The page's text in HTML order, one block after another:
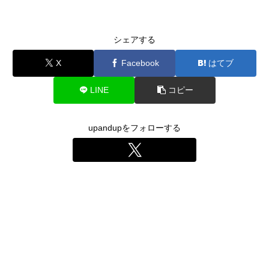
シェアする
X Facebook はてブ
LINE コピー
upandupをフォローする